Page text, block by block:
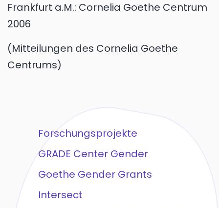
Frankfurt a.M.: Cornelia Goethe Centrum
2006
Mitteilungen des Cornelia Goethe
Centrums
Forschungsprojekte
GRADE Center Gender
Goethe Gender Grants
Intersect